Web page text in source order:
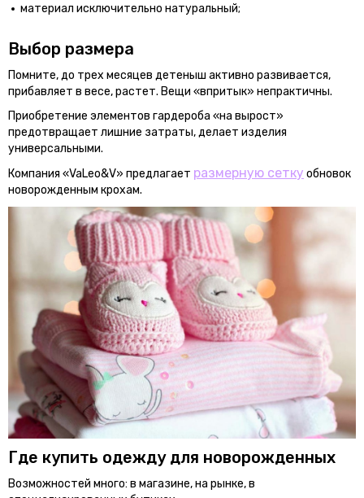
материал исключительно натуральный;
Выбор размера
Помните, до трех месяцев детеныш активно развивается,
прибавляет в весе, растет. Вещи «впритык» непрактичны.
Приобретение элементов гардероба «на вырост»
предотвращает лишние затраты, делает изделия
универсальными.
Компания «VaLeo&V» предлагает размерную сетку обновок
новорожденным крохам.
Где купить одежду для новорожденных
Возможностей много: в магазине, на рынке, в